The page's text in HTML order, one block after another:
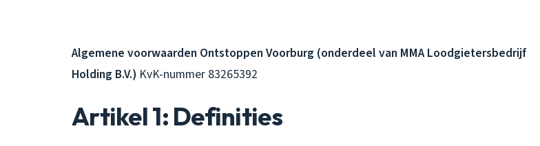
Algemene voorwaarden Ontstoppen Voorburg (onderdeel van MMA Loodgietersbedrijf
Holding B.V.) KvK-nummer 83265392
Artikel 1: Definities